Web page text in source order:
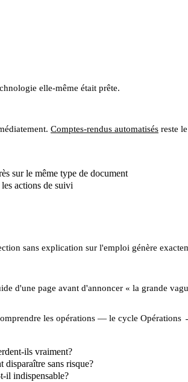
elle-même était prête.
Comptes-rendus automatisés reste
sur le même type de document
actions de suivi
sans explication sur l'emploi génère
d'une page avant d'annoncer « la grande
les opérations — le cycle
ils vraiment?
disparaître sans risque?
il indispensable?